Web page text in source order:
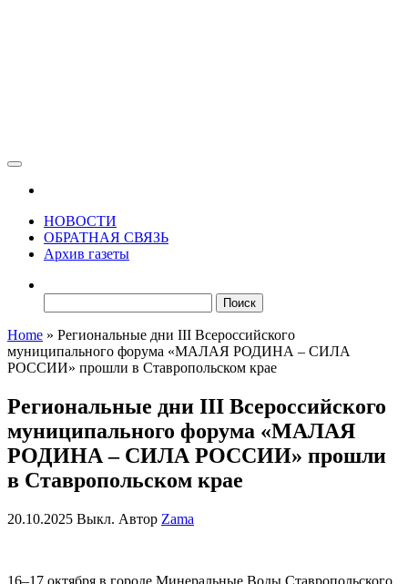
НОВОСТИ
ОБРАТНАЯ СВЯЗЬ
Архив газеты
Home » Региональные дни III Всероссийского
муниципального форума «МАЛАЯ РОДИНА – СИЛА
РОССИИ» прошли в Ставропольском крае
Региональные дни III Всероссийского
муниципального форума «МАЛАЯ
РОДИНА – СИЛА РОССИИ» прошли
в Ставропольском крае
20.10.2025 Выкл. Автор Zama
16–17 октября в городе Минеральные Воды Ставропольского